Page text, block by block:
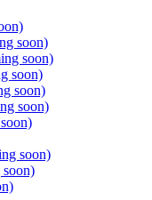
soon)
soon)
soon)
soon)
soon)
soon)